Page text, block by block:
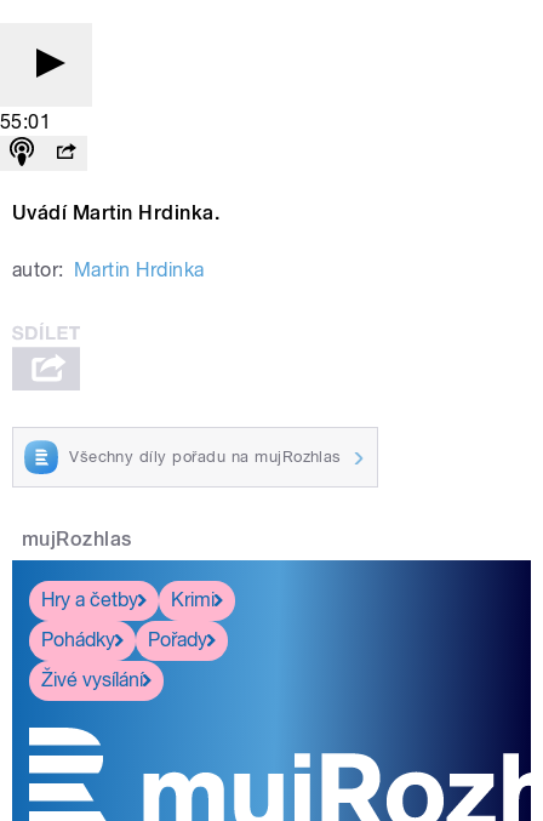
55:01
Uvádí Martin Hrdinka.
autor: Martin Hrdinka
Všechny díly pořadu na mujRozhlas
mujRozhlas
Hry a četby
Krimi
Pohádky
Pořady
Živé vysílání